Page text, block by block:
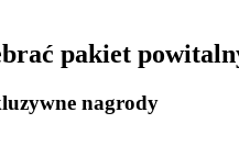
pakiet
nagrody